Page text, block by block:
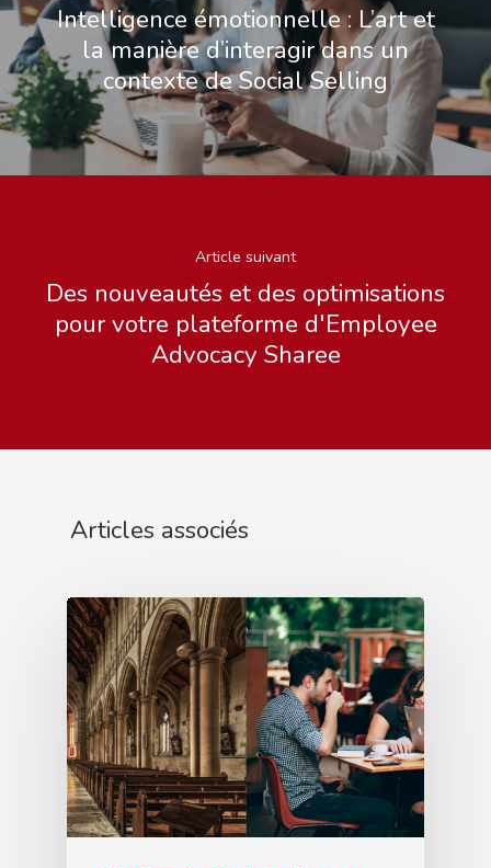
Intelligence émotionnelle : L’art et
la manière d’interagir dans un
contexte de Social Selling
Article suivant
Des nouveautés et des optimisations
pour votre plateforme d'Employee
Advocacy Sharee
Articles associés